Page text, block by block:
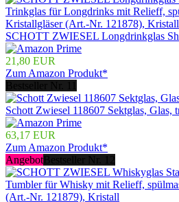
SCHOTT ZWIESEL Longdrinkglas
21,80 EUR
Zum Amazon Produkt*
Schott Zwiesel 118607 Sektglas, Glas,
63,17 EUR
Zum Amazon Produkt*
Angebot